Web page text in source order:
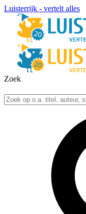
Luisterrijk - vertelt alles
Zoek